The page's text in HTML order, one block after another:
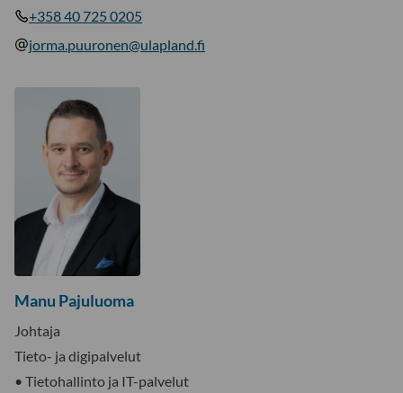
+358 40 725 0205
jorma.puuronen@ulapland.fi
Manu Pajuluoma
Johtaja
Tieto- ja digipalvelut
• Tietohallinto ja IT-palvelut